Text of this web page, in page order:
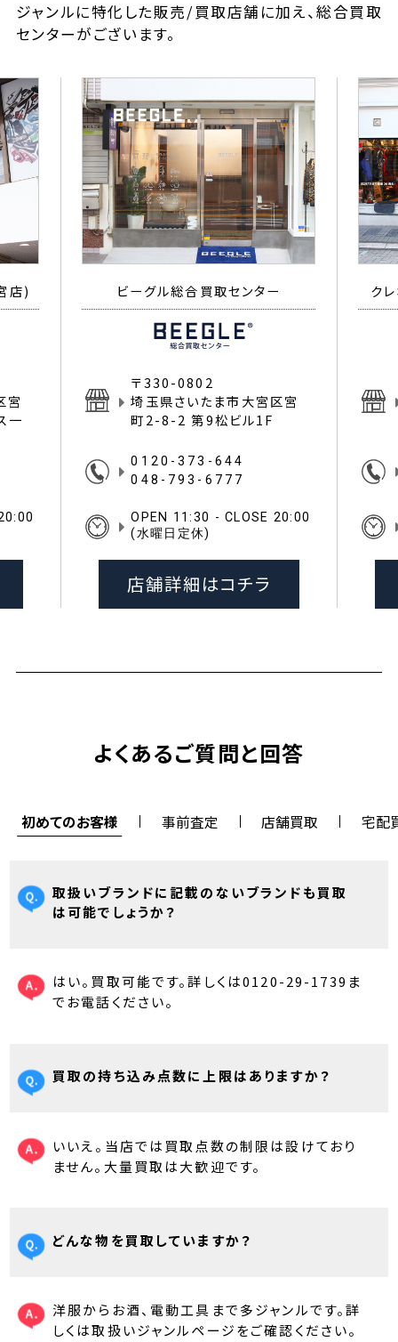
ジャンルに特化した販売/買取店舗に加え、総合買取
センターがございます。
店)
宮
一
ビーグル総合買取センター
〒330-0802
埼玉県さいたま市大宮区宮
町2-8-2 第9松ビル1F
0120-373-644
048-793-6777
OPEN 11:30 - CLOSE 20:00
(水曜日定休)
店舗詳細はコチラ
ク
よくあるご質問と回答
初めてのお客様 事前査定 店舗買取 宅配
取扱いブランドに記載のないブランドも買取
は可能でしょうか？
はい。買取可能です。詳しくは0120-29-1739ま
でお電話ください。
買取の持ち込み点数に上限はありますか？
いいえ。当店では買取点数の制限は設けており
ません。大量買取は大歓迎です。
どんな物を買取していますか？
洋服からお酒、電動工具まで多ジャンルです。詳
しくは取扱いジャンルページをご確認ください。